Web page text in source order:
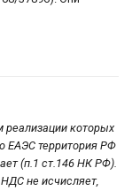
реализации которых
ЕАЭС территория РФ
(п.1 ст.146 НК РФ).
не исчисляет,